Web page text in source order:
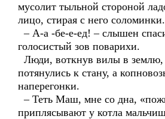
мусолит тыльной стороной
лицо, стирая с него соломинки.
– А-а -бе-е-ед! – слышен
голосистый зов поварихи.
Люди, воткнув вилы в землю,
потянулись к стану, а
наперегонки.
– Теть Маш, мне со дна,
приплясывают у котла